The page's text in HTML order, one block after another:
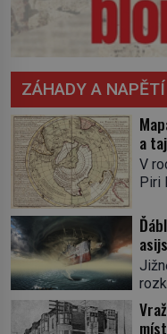
ZÁHADY A NAPĚTÍ
a
V
Piri
Na
se
ve